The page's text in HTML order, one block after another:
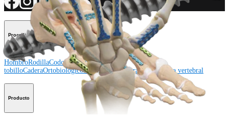
Procedimiento
HombroRodillaCodoMano y muñecaPie y
tobilloCaderaOrtobiológicosCirugía cardiotorácicaColumna vertebral
Producto